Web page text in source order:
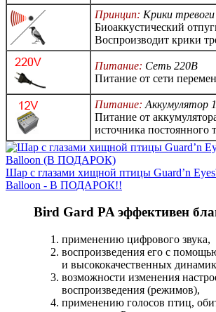
Принцип: Крики
Биоаккустический
Воспроизводит крики
Питание: Сеть 220В
Питание от сети
Питание: Аккумулятор
Питание от
источника постоянного
Шар с глазами хищной птицы Guard’n
Balloon - В ПОДАРОК!!
Bird Gard PA эффективен
применению цифрового звука,
воспроизведения его с
и высококачественных
возможности изменения
воспроизведения (режимов),
применению голосов птиц,